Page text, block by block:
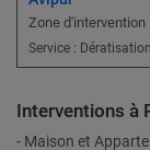
Zone d'intervention
Service : Dératisation
Interventions à
- Maison et